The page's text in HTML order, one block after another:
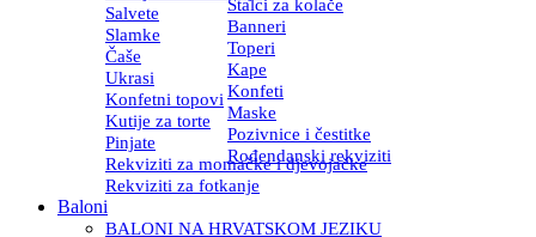
Salvete
Stalci za kolače
Slamke
Banneri
Čaše
Toperi
Ukrasi
Kape
Konfetni topovi Konfeti
Kutije za torte
Maske
Pinjate
Pozivnice i čestitke
Rekviziti za momačke i djevojačke
Rođendanski rekviziti
Rekviziti za fotkanje
Baloni
BALONI NA HRVATSKOM JEZIKU